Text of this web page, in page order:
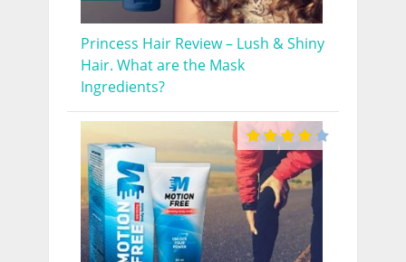
Princess Hair Review – Lush & Shiny
Hair. What are the Mask
Ingredients?